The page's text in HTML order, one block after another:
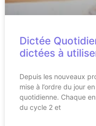
Dictée
dictées à
Depuis les nouveaux
mise à l’ordre du jour
quotidienne. Chaque
du cycle 2 et